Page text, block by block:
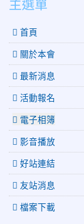
 首頁
關於本會
最新消息
活動報名
電子相簿
影音播放
好站連結
友站消息
檔案下載